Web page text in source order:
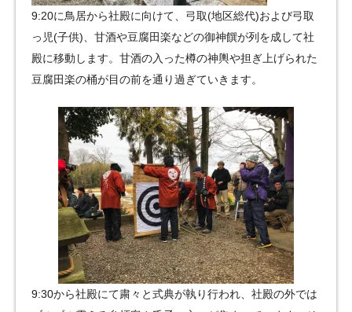
9:20に鳥居から社殿に向けて、弓取(地区総代)および弓取
っ児(子供)、甘酒や豆腐田楽などの御神饌が列を成して社
殿に移動します。甘酒の入った樽の神輿や担ぎ上げられた
豆腐田楽の桶が目の前を通り過ぎていきます。
9:30から社殿にて粛々と式典が執り行われ、社殿の外では